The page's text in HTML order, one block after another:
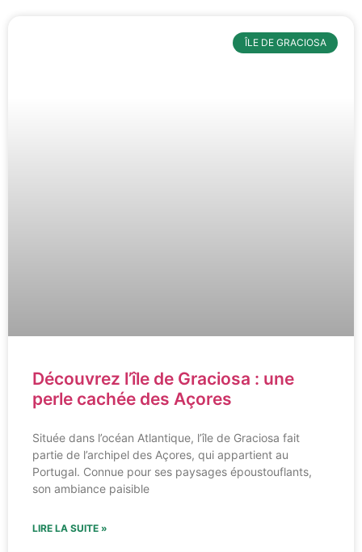
ÎLE DE GRACIOSA
Découvrez l’île de Graciosa : une
perle cachée des Açores
Située dans l’océan Atlantique, l’île de Graciosa fait
partie de l’archipel des Açores, qui appartient au
Portugal. Connue pour ses paysages époustouflants,
son ambiance paisible
LIRE LA SUITE »